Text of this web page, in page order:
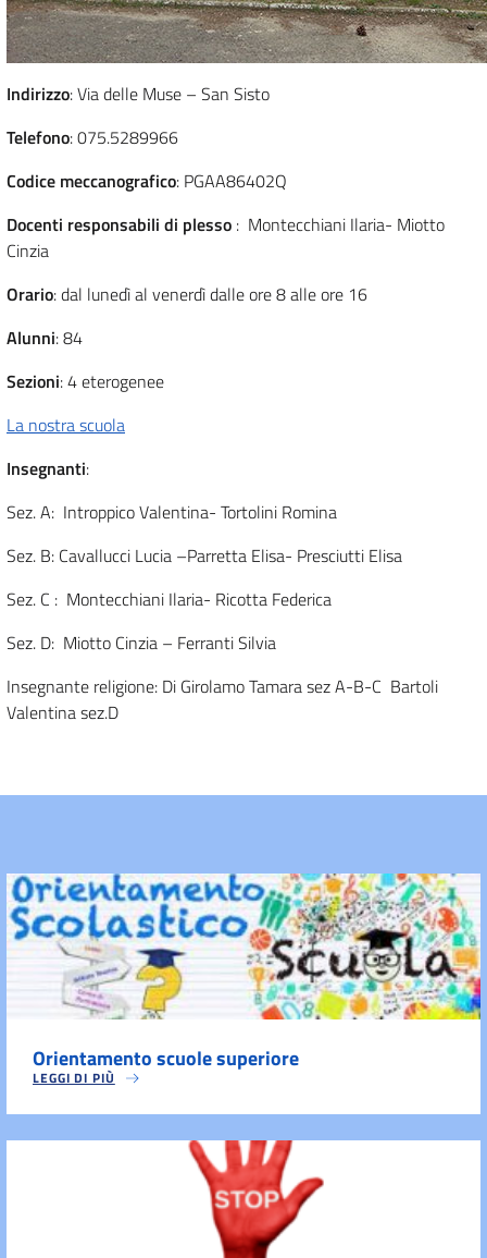
Indirizzo: Via delle Muse – San Sisto
Telefono: 075.5289966
Codice meccanografico: PGAA86402Q
Docenti responsabili di plesso : Montecchiani Ilaria- Miotto
Cinzia
Orario: dal lunedì al venerdì dalle ore 8 alle ore 16
Alunni: 84
Sezioni: 4 eterogenee
La nostra scuola
Insegnanti:
Sez. A: Introppico Valentina- Tortolini Romina
Sez. B: Cavallucci Lucia –Parretta Elisa- Presciutti Elisa
Sez. C : Montecchiani Ilaria- Ricotta Federica
Sez. D: Miotto Cinzia – Ferranti Silvia
Insegnante religione: Di Girolamo Tamara sez A-B-C Bartoli
Valentina sez.D
Orientamento scuole superiore
LEGGI DI PIÙ